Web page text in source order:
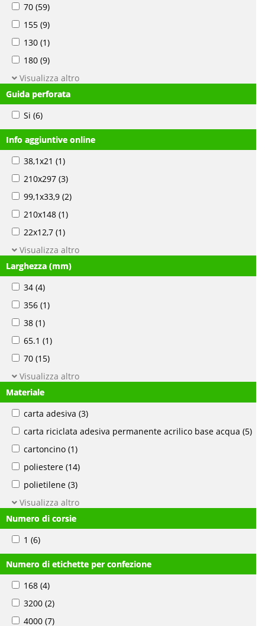
70 (59)
155 (9)
130 (1)
180 (9)
Visualizza altro
Guida perforata
Si (6)
Info aggiuntive online
38,1x21 (1)
210x297 (3)
99,1x33,9 (2)
210x148 (1)
22x12,7 (1)
Visualizza altro
Larghezza (mm)
34 (4)
356 (1)
38 (1)
65.1 (1)
70 (15)
Visualizza altro
Materiale
carta adesiva (3)
carta riciclata adesiva permanente acrilico base acqua (5)
cartoncino (1)
poliestere (14)
polietilene (3)
Visualizza altro
Numero di corsie
1 (6)
Numero di etichette per confezione
168 (4)
3200 (2)
4000 (7)